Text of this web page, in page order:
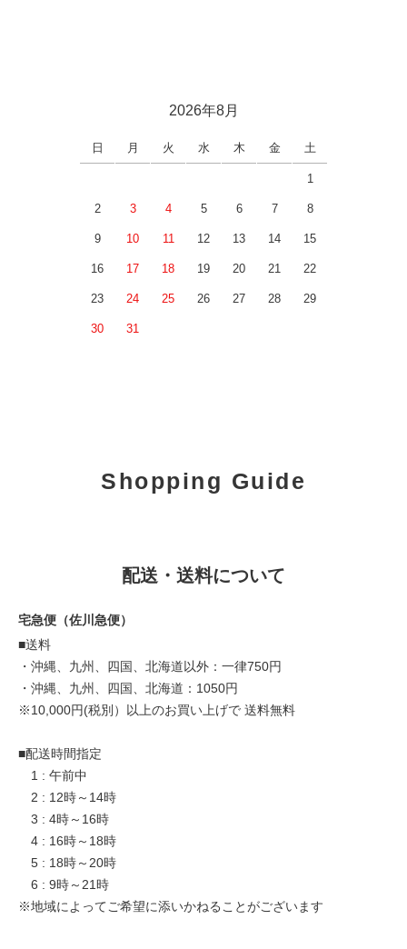
2026年8月
日 月 火 水 木 金 土
1
2 3 4 5 6 7 8
9 10 11 12 13 14 15
16 17 18 19 20 21 22
23 24 25 26 27 28 29
30 31
Shopping Guide
配送・送料について
宅急便（佐川急便）
■送料
・沖縄、九州、四国、北海道以外：一律750円
・沖縄、九州、四国、北海道：1050円
※10,000円(税別）以上のお買い上げで 送料無料
■配送時間指定
1 : 午前中
2 : 12時～14時
3 : 4時～16時
4 : 16時～18時
5 : 18時～20時
6 : 9時～21時
※地域によってご希望に添いかねることがございます